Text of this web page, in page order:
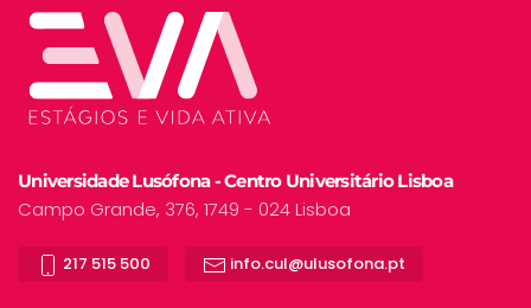
Universidade Lusófona - Centro Universitário Lisboa
Campo Grande, 376, 1749 - 024 Lisboa
217 515 500 info.cul@ulusofona.pt